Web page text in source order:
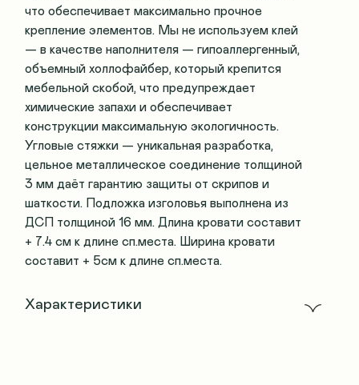
что обеспечивает максимально прочное
крепление элементов. Мы не используем клей
— в качестве наполнителя — гипоаллергенный,
объемный холлофайбер, который крепится
мебельной скобой, что предупреждает
химические запахи и обеспечивает
конструкции максимальную экологичность.
Угловые стяжки — уникальная разработка,
цельное металлическое соединение толщиной
3 мм даёт гарантию защиты от скрипов и
шаткости. Подложка изголовья выполнена из
ДСП толщиной 16 мм. Длина кровати составит
+ 7.4 см к длине сп.места. Ширина кровати
составит + 5см к длине сп.места.
Характеристики